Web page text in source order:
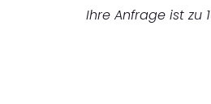
Ihre Anfrage ist zu